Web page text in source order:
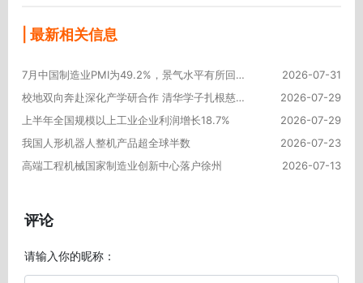
| 最新相关信息
7月中国制造业PMI为49.2%，景气水平有所回落
2026-07-31
校地双向奔赴深化产学研合作 清华学子扎根慈溪制造车间锤炼本领
2026-07-29
上半年全国规模以上工业企业利润增长18.7%
2026-07-29
我国人形机器人整机产品超全球半数
2026-07-23
高端工程机械国家制造业创新中心落户徐州
2026-07-13
评论
请输入你的昵称：